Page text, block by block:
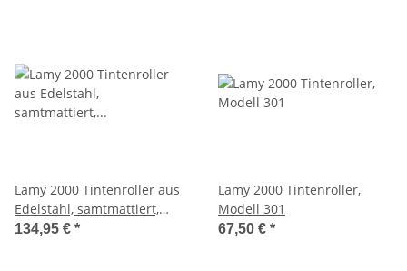
Lamy 2000 Tintenroller aus
Edelstahl, samtmattiert,
Modell 302
134,95 € *
Lamy 2000 Tintenroller,
Modell 301
67,50 € *